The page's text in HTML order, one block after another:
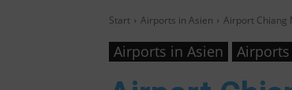
Start Airports in Asien Airport Chiang
Airports in Asien